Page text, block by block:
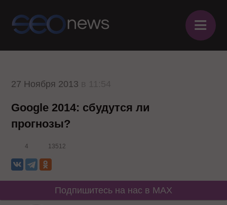
≡
27 Ноября 2013
Google 2014: сбудутся ли
прогнозы?
4 13512
Подпишитесь на нас в MAX